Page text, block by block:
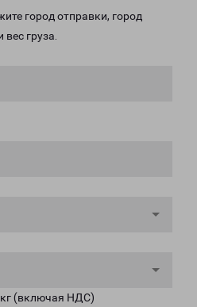
город отправки, город
груза.
кг (включая НДС)